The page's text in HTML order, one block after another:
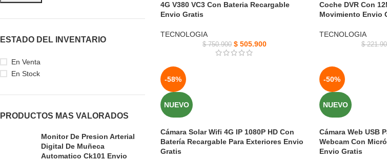
ESTADO DEL INVENTARIO
En Venta
En Stock
PRODUCTOS MAS VALORADOS
Monitor De Presion Arterial
Digital De Muñeca
Automatico Ck101 Envio
4G V380 VC3 Con Bateria Recargable
Envio Gratis
TECNOLOGIA
$750.900 $ 505.900
Coche DVR Con
Movimiento Envio
TECNOLOGIA
$
-58%
NUEVO
Cámara Solar Wifi 4G IP 1080P HD Con
Batería Recargable Para Exteriores Envio
Gratis
-50%
NUEVO
Cámara Web USB
Webcam Con
Envio Gratis